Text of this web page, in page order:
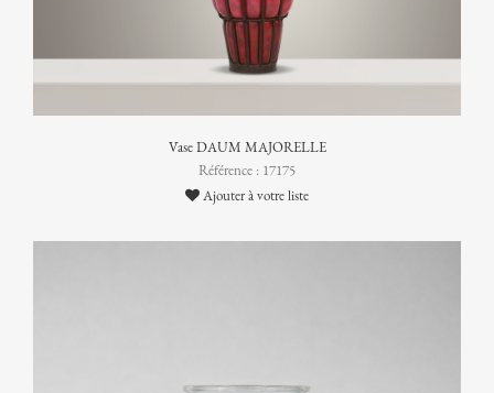
Vase DAUM MAJORELLE
Référence : 17175
Ajouter à votre liste